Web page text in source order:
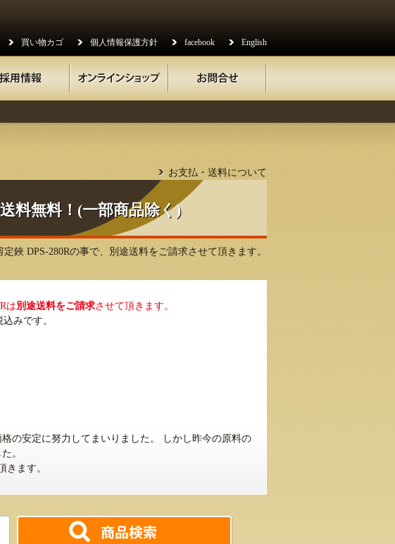
買い物カゴ 個人情報保護方針 facebook English
お支払・送料について
料無料！(一部商品除く)
鋏 DPS-280Rの事で、別途送料をご請求させて頂きます。
は別途送料をご請求させて頂きます。
みです。
の安定に努力してまいりました。 しかし昨今の原料の
。
ます。